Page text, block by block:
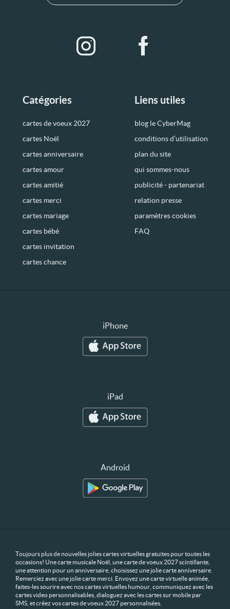
Catégories
cartes de voeux 2027
cartes Noël
cartes anniversaire
cartes amour
cartes amitié
cartes merci
cartes mariage
cartes bébé
cartes invitation
cartes chance
Liens utiles
blog le CyberMag
conditions d’utilisation
plan du site
qui sommes-nous
publicité - partenariat
relation presse
paramètres cookies
FAQ
iPhone
iPad
Android
Toujours plus de nouvelles jolies cartes virtuelles gratuites pour toutes les
occasions! Une carte musicale Noël, une carte de voeux 2027 scintillante,
une attention pour un anniversaire, choisissez une jolie carte anniversaire.
Remerciez avec une jolie carte merci. Envoyez une carte virtuelle animée,
faites-les sourire avec nos cartes virtuelles humour, communiquez avec les
cartes video personnalisables, dialoguez avec les cartes sur mobile par
SMS, et créez vos cartes de voeux 2027 personnalisées.